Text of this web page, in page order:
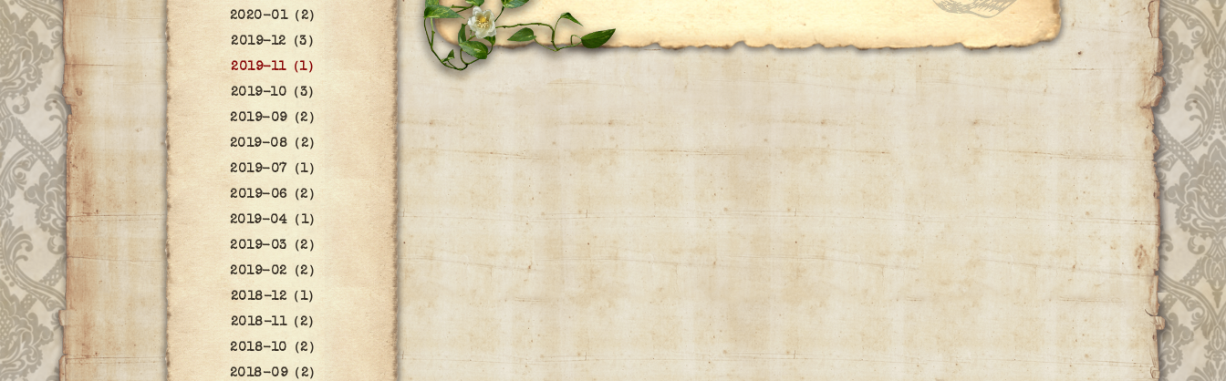
2020-01（2）
2019-12（3）
2019-11（1）
2019-10（3）
2019-09（2）
2019-08（2）
2019-07（1）
2019-06（2）
2019-04（1）
2019-03（2）
2019-02（2）
2018-12（1）
2018-11（2）
2018-10（2）
2018-09（2）